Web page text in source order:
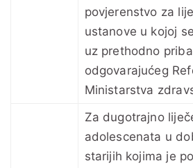
povjerenstvo za
ustanove u kojoj
uz prethodno
odgovarajućeg
Ministarstva
Za dugotrajno
adolescenata u
starijih kojima je